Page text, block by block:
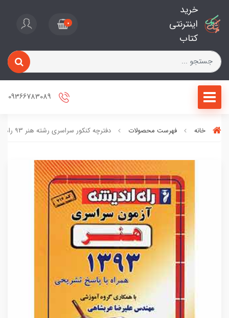
خرید
اینترنتی
کتاب
0
خانه فهرست محصولات دفترچه کنکور سراسری رشته هنر 93 راه اندیشه